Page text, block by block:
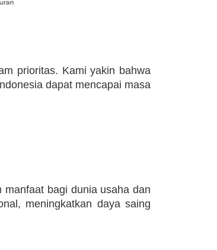
prioritas. Kami yakin bahwa
dapat mencapai masa
bagi dunia usaha dan
meningkatkan daya saing